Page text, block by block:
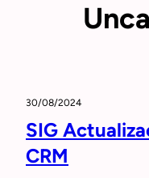
30/08/2024
SIG
CRM